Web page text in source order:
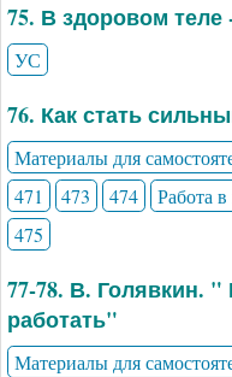
75. В здоровом
УС
76. Как стать
Материалы для
471
473 474 Работа
475
77-78. В. Голявкин.
работать"
Материалы для